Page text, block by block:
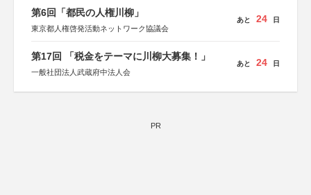
第6回「都民の人権川柳」
東京都人権啓発活動ネットワーク協議会
あと 24 日
第17回 「税金をテーマに川柳大募集！」
一般社団法人武蔵府中法人会
あと 24 日
PR